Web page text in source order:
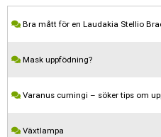
Bra mått för en Laudakia Stellio
Mask uppfödning?
Varanus cumingi – söker tips om
Växtlampa